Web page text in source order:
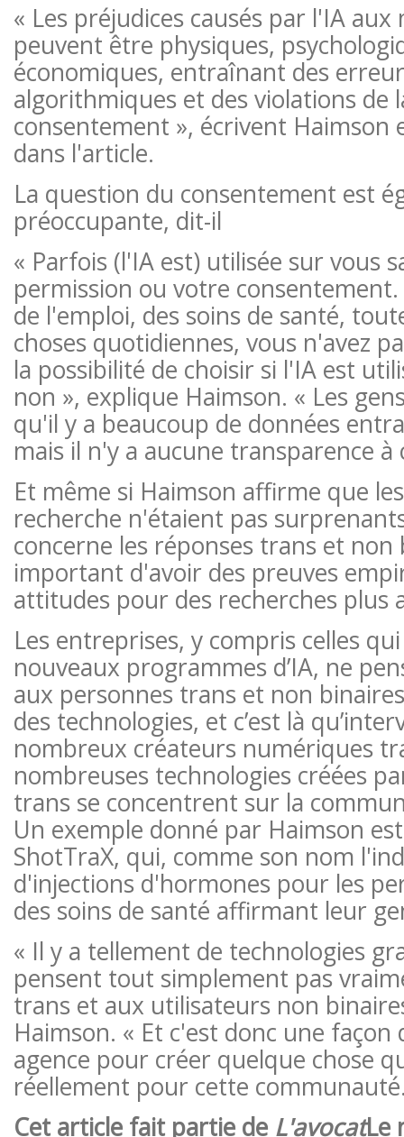
« Les préjudices causés par l'IA
peuvent être physiques,
économiques, entraînant des
algorithmiques et des violations de
consentement », écrivent Haimson
dans l'article.
La question du consentement est
préoccupante, dit-il
« Parfois (l'IA est) utilisée sur vous
permission ou votre
de l'emploi, des soins de santé,
choses quotidiennes, vous n'avez
la possibilité de choisir si l'IA est
non », explique Haimson. « Les
qu'il y a beaucoup de données
mais il n'y a aucune transparence à
Et même si Haimson affirme que
recherche n'étaient pas
concerne les réponses trans et non
important d'avoir des preuves
attitudes pour des recherches plus
Les entreprises, y compris celles
nouveaux programmes d’IA, ne
aux personnes trans et non
des technologies, et c’est là
nombreux créateurs numériques
nombreuses technologies créées
trans se concentrent sur la
Un exemple donné par Haimson
ShotTraX, qui, comme son nom
d'injections d'hormones pour les
des soins de santé affirmant leur
« Il y a tellement de technologies
pensent tout simplement pas
trans et aux utilisateurs non
Haimson. « Et c'est donc une
agence pour créer quelque chose
réellement pour cette
Cet article fait partie de L'avocatLe